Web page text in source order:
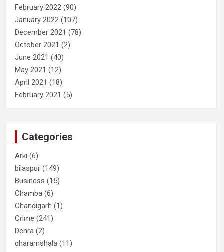
February 2022 (90)
January 2022 (107)
December 2021 (78)
October 2021 (2)
June 2021 (40)
May 2021 (12)
April 2021 (18)
February 2021 (5)
Categories
Arki (6)
bilaspur (149)
Business (15)
Chamba (6)
Chandigarh (1)
Crime (241)
Dehra (2)
dharamshala (11)